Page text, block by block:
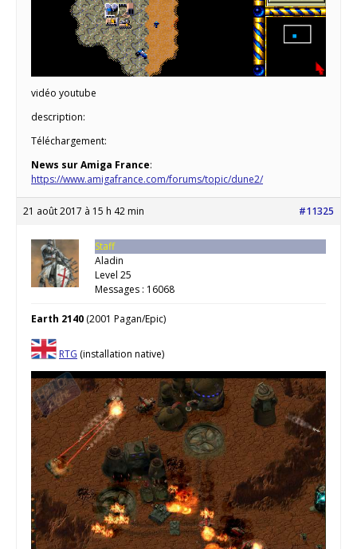
vidéo youtube
description:
Téléchargement:
News sur Amiga France:
https://www.amigafrance.com/forums/topic/dune2/
21 août 2017 à 15 h 42 min #11325
Staff
Aladin
Level 25
Messages : 16068
Earth 2140 (2001 Pagan/Epic)
RTG (installation native)